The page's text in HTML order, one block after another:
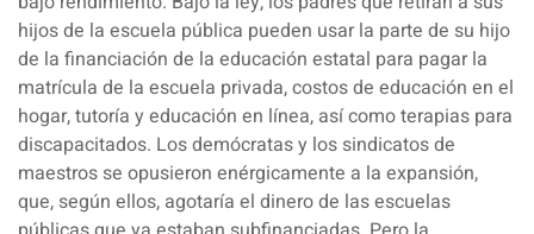
hijos de la escuela pública pueden usar la parte de su hijo
de la financiación de la educación estatal para pagar la
matrícula de la escuela privada, costos de educación en el
hogar, tutoría y educación en línea, así como terapias para
discapacitados. Los demócratas y los sindicatos de
maestros se opusieron enérgicamente a la expansión,
que, según ellos, agotaría el dinero de las escuelas